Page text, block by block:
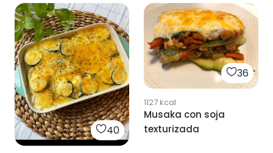
40
36
1127kcal
Musaka con soja
texturizada